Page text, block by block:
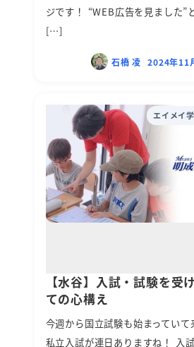
ジです！ “WEB広告を見ました”
[…]
石橋 凌 2024年11
エイメイ
【水谷】入試・試験を受
ての心構え
今週から国立試験も始まっていて
私立入試が連日ありますね！ 入